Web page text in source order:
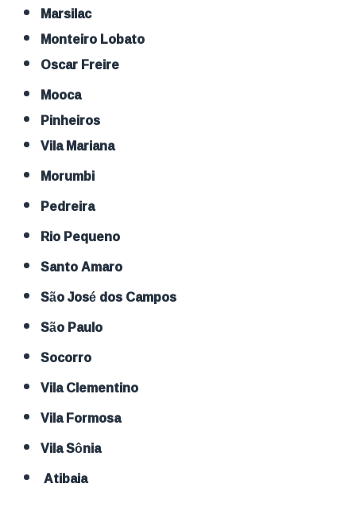
Marsilac
Monteiro Lobato
Oscar Freire
Mooca
Pinheiros
Vila Mariana
Morumbi
Pedreira
Rio Pequeno
Santo Amaro
São José dos Campos
São Paulo
Socorro
Vila Clementino
Vila Formosa
Vila Sônia
Atibaia